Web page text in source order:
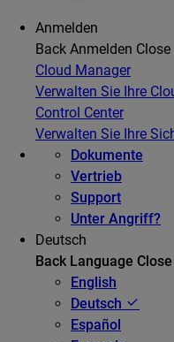
Anmelden
Back Anmelden Close
Cloud Manager
Verwalten Sie Ihre
Control Center
Verwalten Sie Ihre
Dokumente
Vertrieb
Support
Unter Angriff?
Deutsch
Back Language Close
English
Deutsch
Español